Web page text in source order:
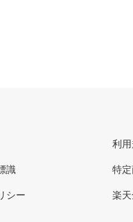
識
シー
利
特
楽